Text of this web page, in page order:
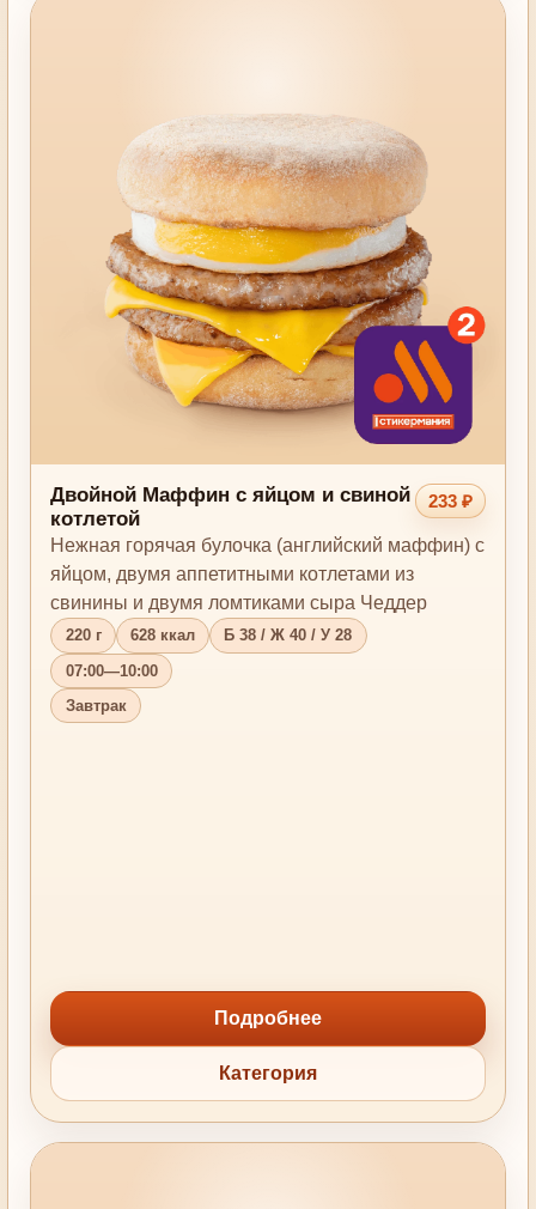
Двойной Маффин с яйцом и свиной
котлетой
233 ₽
Нежная горячая булочка (английский маффин) с
яйцом, двумя аппетитными котлетами из
свинины и двумя ломтиками сыра Чеддер
220 г 628 ккал
Б 38 / Ж 40 / У 28
07:00—10:00
Завтрак
Подробнее
Категория